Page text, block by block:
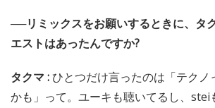
──リミックスをお願いするときに、タ
エストはあったんですか?
タクマ : ひとつだけ言ったのは「テクノ
かも」って。ユーキも聴いてるし、stei